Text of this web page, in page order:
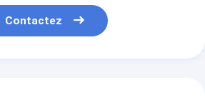
Contactez